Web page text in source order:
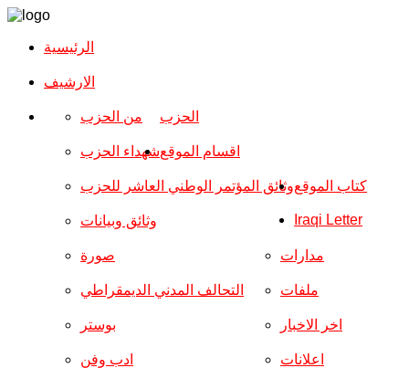
الرئيسية
الارشیف
الحزب من الحزب
شهداء الحزب
وثائق المؤتمر الوطني العاشر للحزب
وثائق وبيانات
اقسام الموقع
صورة
التحالف المدني الديمقراطي
بوستر
ادب وفن
مدارات
ملفات
اخر الاخبار
اعلانات
كتاب الموقع
Iraqi Letter